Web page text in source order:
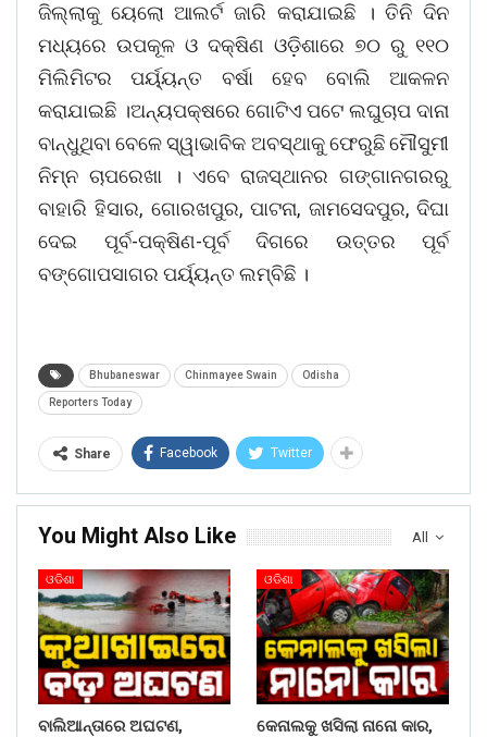
ଜିଲ୍ଲାକୁ ୟେଲୋ ଆଲର୍ଟ ଜାରି କରାଯାଇଛି । ତିନି ଦିନ
ମଧ୍ୟରେ ଉପକୂଳ ଓ ଦକ୍ଷିଣ ଓଡ଼ିଶାରେ ୭୦ ରୁ ୧୧୦
ମିଲିମିଟର ପର୍ୟ୍ୟନ୍ତ ବର୍ଷା ହେବ ବୋଲି ଆକଳନ
କରାଯାଇଛି ।ଅନ୍ୟପକ୍ଷରେ ଗୋଟିଏ ପଟେ ଲଘୁଚାପ ଦାନା
ବାନ୍ଧୁଥିବା ବେଳେ ସ୍ୱାଭାବିକ ଅବସ୍ଥାକୁ ଫେରୁଛି ମୌସୁମୀ
ନିମ୍ନ ଚାପରେଖା । ଏବେ ରାଜସ୍ଥାନର ଗଙ୍ଗାନଗରରୁ
ବାହାରି ହିସାର, ଗୋରଖପୁର, ପାଟନା, ଜାମସେଦପୁର, ଦିଘା
ଦେଇ ପୂର୍ବ-ପକ୍ଷିଣ-ପୂର୍ବ ଦିଗରେ ଉତ୍ତର ପୂର୍ବ
ବଙ୍ଗୋପସାଗର ପର୍ୟ୍ୟନ୍ତ ଲମ୍ବିଛି ।
Bhubaneswar Chinmayee Swain Odisha
Reporters Today
Share Facebook Twitter
All
You Might Also Like
ଓଡିଶା
ବାଲିଆନ୍ତାରେ ଅଘଟଣ,
ଓଡିଶା
କେନାଲକୁ ଖସିଲା ନାନୋ କାର,